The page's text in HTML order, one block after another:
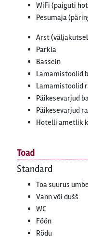
WiFi (paiguti
Pesumaja
Arst
Parkla
Bassein
Lamamistoolid
Lamamistoolid
Päikesevarjud
Päikesevarjud
Hotelli ametlik
Toad
Standard
Toa suurus
Vann või dušš
WC
Föön
Rõdu